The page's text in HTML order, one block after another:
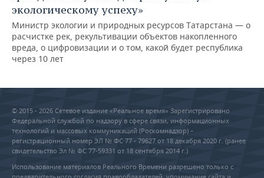
экологическому успеху»
Министр экологии и природных ресурсов Татарстана — о
расчистке рек, рекультивации объектов накопленного
вреда, о цифровизации и о том, какой будет республика
через 10 лет
© 2015 - 2026 Сетевое издание «Реальное время» Зарегистрировано
Федеральной службой по надзору в сфере связи, информационных
технологий и массовых коммуникаций (Роскомнадзор) –
регистрационный номер ЭЛ № ФС 77 - 79627 от 18 декабря 2020 г. (ранее
свидетельство Эл № ФС 77-59331 от 18 сентября 2014 г.)
Использование материалов Реального Времени разрешено только с